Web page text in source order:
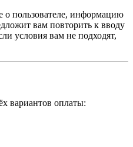
о пользователе, информацию
вам повторить к вводу
условия вам не подходят,
вариантов оплаты: